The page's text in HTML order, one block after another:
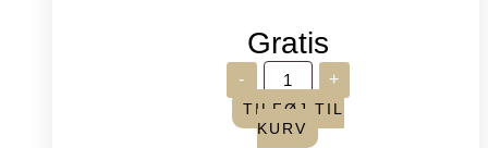
Gratis
-
Verdens
broderidag
2026
-
Sommerfugle,
+
TILFØJ TIL
KURV